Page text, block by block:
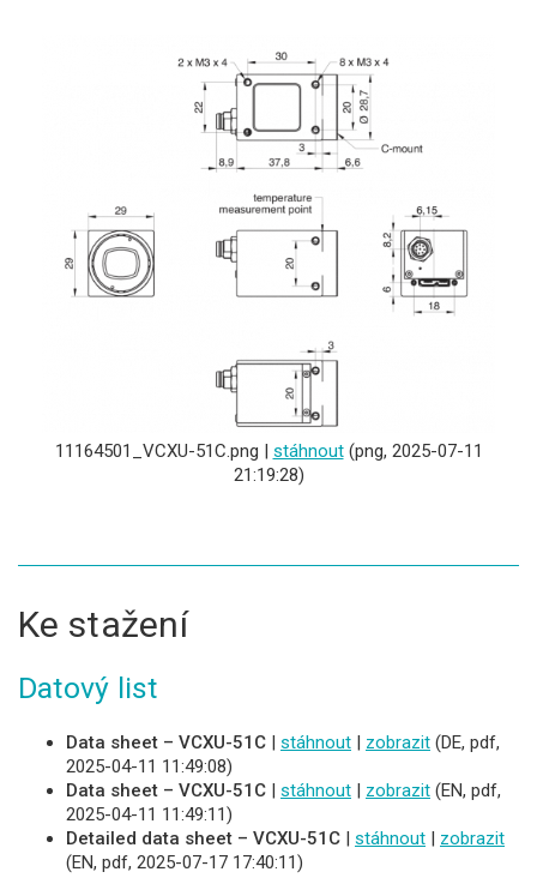
11164501_VCXU-51C.png | stáhnout(png, 2025-07-11
21:19:28)
Ke stažení
Datový list
Data sheet – VCXU-51C | stáhnout | zobrazit (DE, pdf,
2025-04-11 11:49:08)
Data sheet – VCXU-51C | stáhnout | zobrazit (EN, pdf,
2025-04-11 11:49:11)
Detailed data sheet – VCXU-51C | stáhnout | zobrazit
(EN, pdf, 2025-07-17 17:40:11)